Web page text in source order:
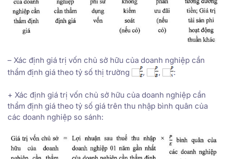
– Xác định giá trị vốn chủ sở hữu của doanh nghiệp cần
thẩm định giá theo tỷ số thị trường
, , :
+ Xác định giá trị vốn chủ sở hữu của doanh nghiệp cần
thẩm định giá theo tỷ số giá trên thu nhập bình quân của
các doanh nghiệp so sánh: